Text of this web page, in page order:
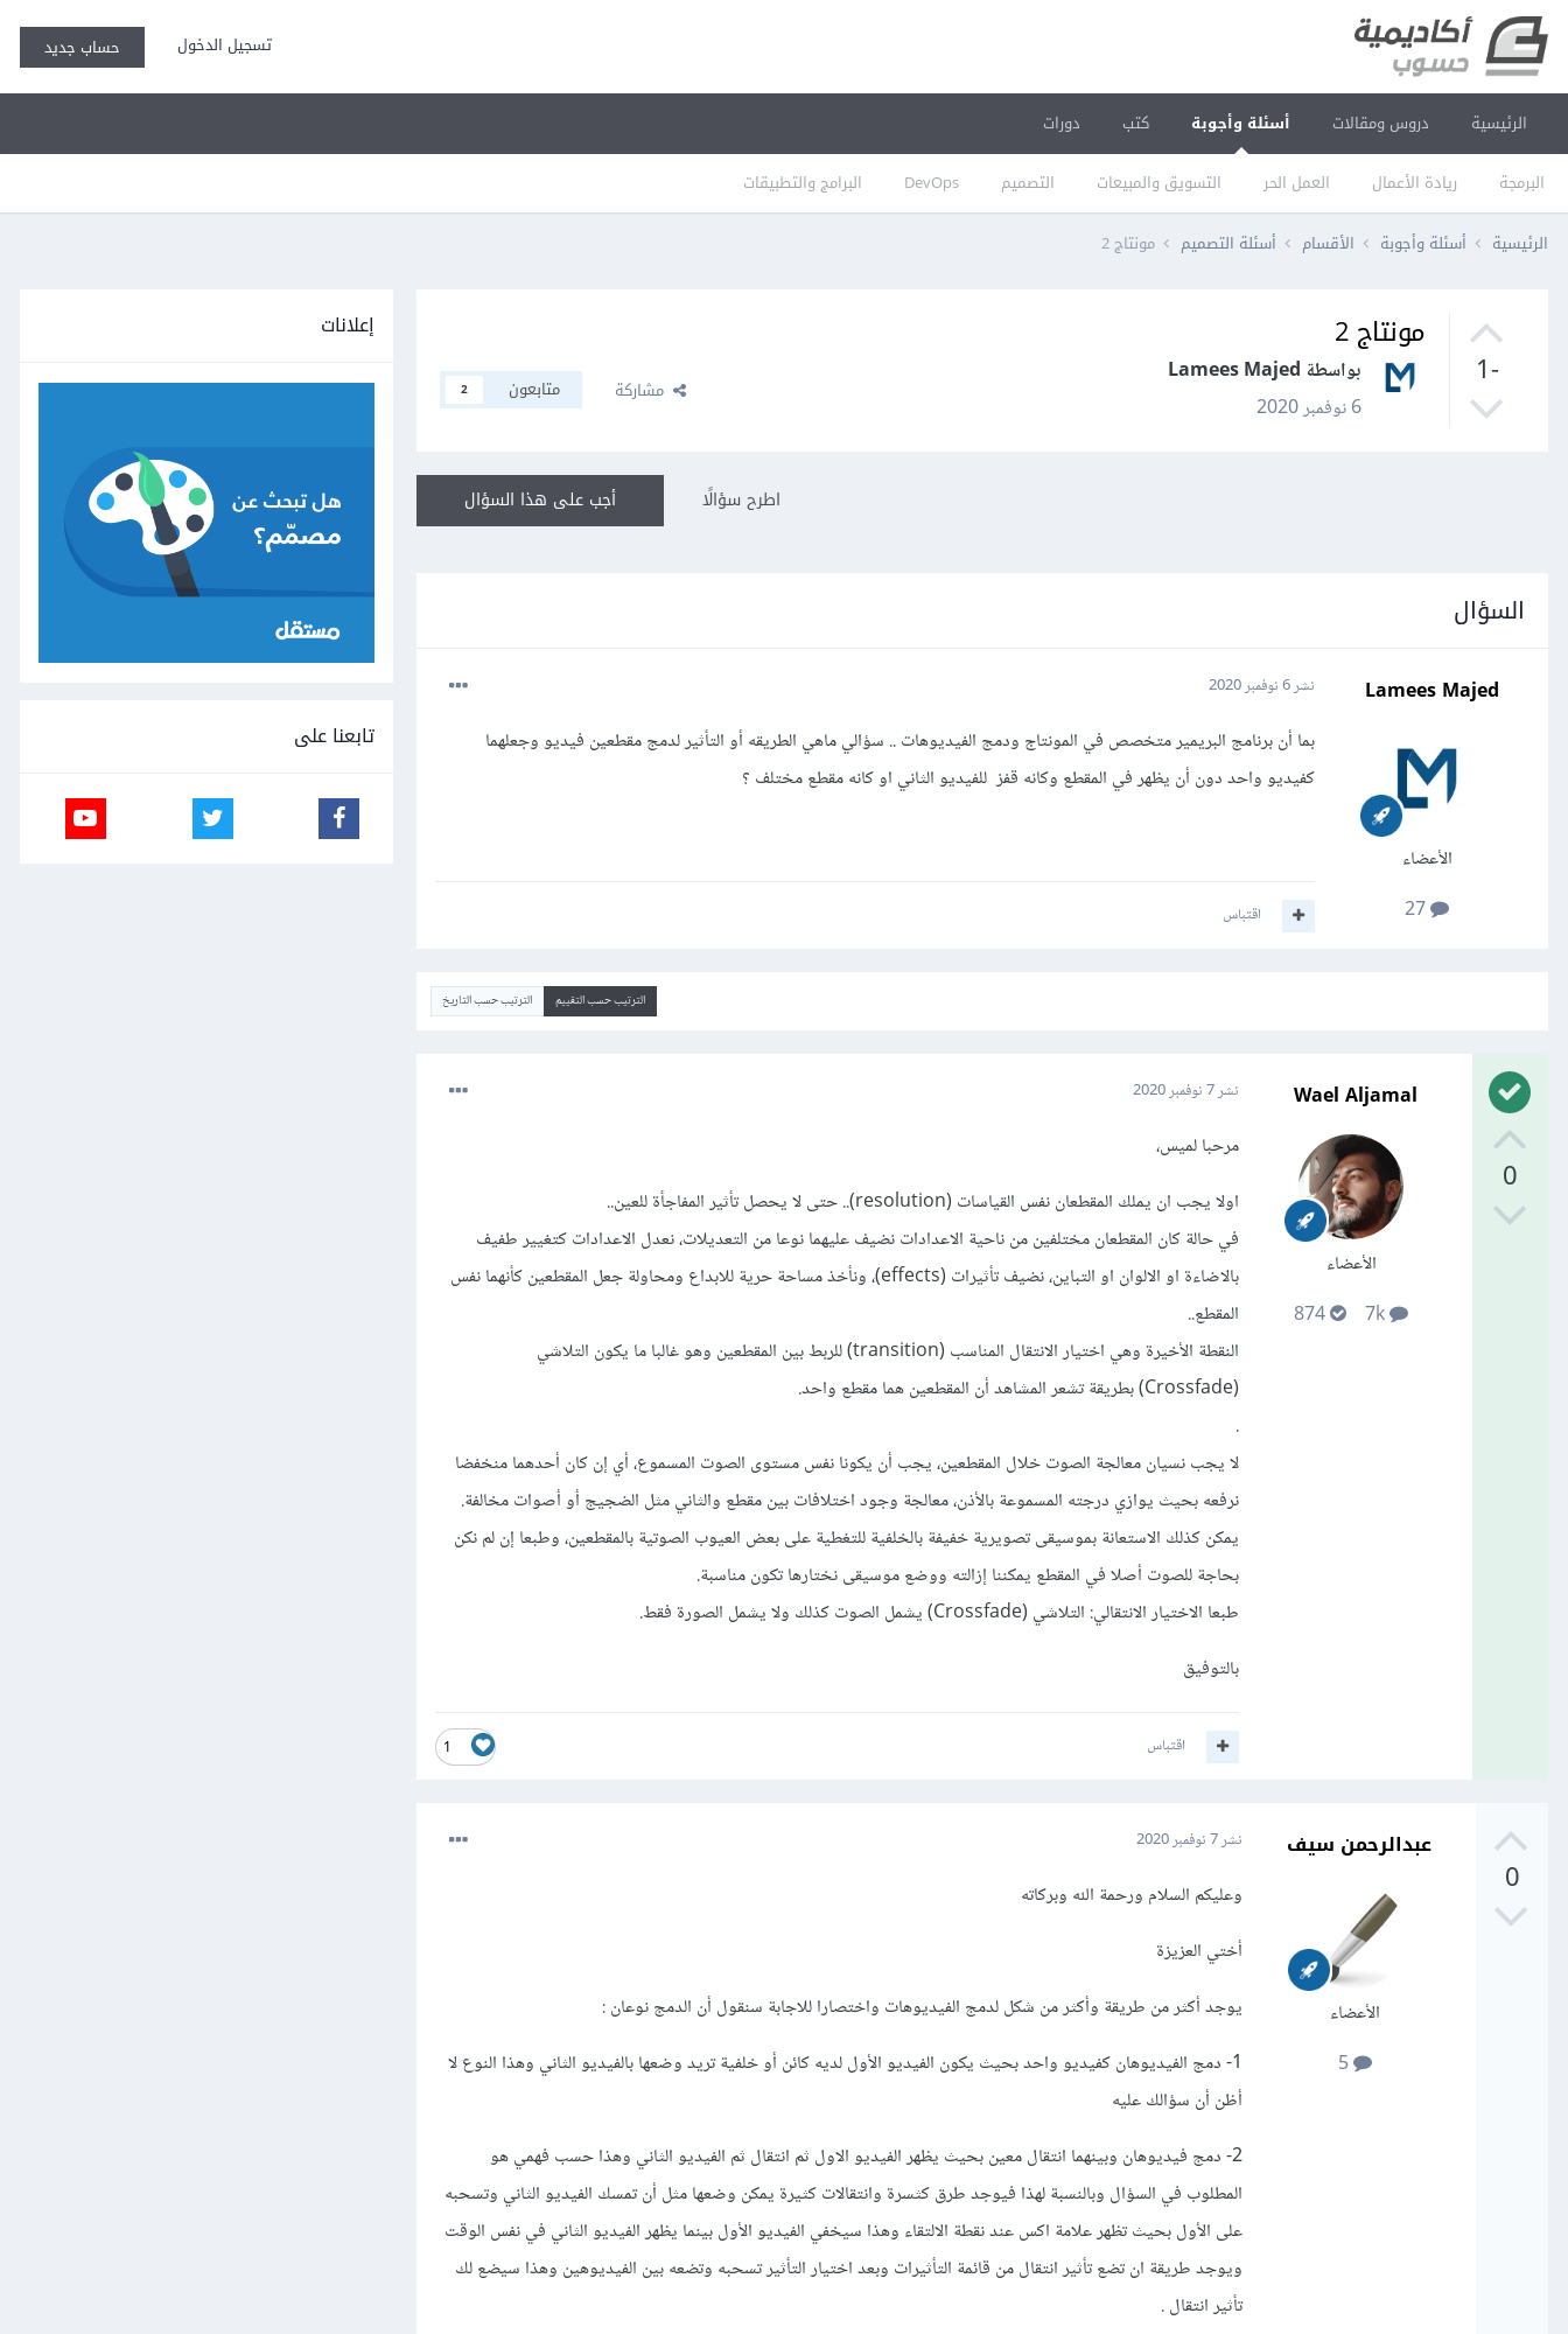
تسجيل الدخول حساب جديد
الرئيسية دروس ومقالات أسئلة وأجوبة
البرمجة ريادة الأعمال العمل الحر التسويق والمبيعات التصميم DevOps البرامج والتطبيقات
كتب دورات
الرئيسية أسئلة وأجوبة الأقسام أسئلة التصميم مونتاج 2
-1
مونتاج 2
بواسطة Lamees Majed
6 نوفمبر 2020
مشاركة متابعون 2
أجب على هذا السؤال اطرح سؤالًا
السؤال
Lamees Majed
الأعضاء
نشر6 نوفمبر 2020
بما أن برنامج البريمير متخصص في المونتاج ودمج الفيديوهات .. سؤالي ماهي الطريقه أو التأثير لدمج مقطعين فيديو وجعلهما
كفيديو واحد دون أن يظهر في المقطع وكانه قفز للفيديو الثاني او كانه مقطع مختلف ؟
اقتباس
الترتيب حسب التقييم الترتيب حسب التاريخ
0
Wael Aljamal
الأعضاء
نشر7 نوفمبر 2020
مرحبا لميس،
اولا يجب ان يملك المقطعان نفس القياسات (resolution).. حتى لا يحصل تأثير المفاجأة للعين..
في حالة كان المقطعان مختلفين من ناحية الاعدادات نضيف عليهما نوعا من التعديلات، نعدل الاعدادات كتغيير طفيف
بالاضاءة او الالوان او التباين، نضيف تأثيرات (effects)، ونأخذ مساحة حرية للابداع ومحاولة جعل المقطعين كأنهما نفس
المقطع..
النقطة الأخيرة وهي اختيار الانتقال المناسب (transition) للربط بين المقطعين وهو غالبا ما يكون التلاشي
(Crossfade) بطريقة تشعر المشاهد أن المقطعين هما مقطع واحد.
.
لا يجب نسيان معالجة الصوت خلال المقطعين، يجب أن يكونا نفس مستوى الصوت المسموع، أي إن كان أحدهما منخفضا
نرفعه بحيث يوازي درجته المسموعة بالأذن، معالجة وجود اختلافات بين مقطع والثاني مثل الضجيج أو أصوات مخالفة.
يمكن كذلك الاستعانة بموسيقى تصويرية خفيفة بالخلفية للتغطية على بعض العيوب الصوتية بالمقطعين، وطبعا إن لم نكن
بحاجة للصوت أصلا في المقطع يمكننا إزالته ووضع موسيقى نختارها تكون مناسبة.
طبعا الاختيار الانتقالي: التلاشي (Crossfade) يشمل الصوت كذلك ولا يشمل الصورة فقط.
بالتوفيق
1 اقتباس
0
عبدالرحمن سيف
الأعضاء
5
نشر7 نوفمبر 2020
وعليكم السلام ورحمة الله وبركاته
أختي العزيزة
يوجد أكثر من طريقة وأكثر من شكل لدمج الفيديوهات واختصارا للاجابة سنقول أن الدمج نوعان :
1- دمج الفيديوهان كفيديو واحد بحيث يكون الفيديو الأول لديه كائن أو خلفية تريد وضعها بالفيديو الثاني وهذا النوع لا
أظن أن سؤالك عليه
2- دمج فيديوهان وبينهما انتقال معين بحيث يظهر الفيديو الاول ثم انتقال ثم الفيديو الثاني وهذا حسب فهمي هو
المطلوب في السؤال وبالنسبة لهذا فيوجد طرق كثسرة وانتقالات كثيرة يمكن وضعها مثل أن تمسك الفيديو الثاني وتسحبه
على الأول بحيث تظهر علامة اكس عند نقطة الالتقاء وهذا سيخفي الفيديو الأول بينما يظهر الفيديو الثاني في نفس الوقت
ويوجد طريقة ان تضع تأثير انتقال من قائمة التأثيرات وبعد اختيار التأثير تسحبه وتضعه بين الفيديوهين وهذا سيضع لك
تأثير انتقال .
إعلانات
تابعنا على